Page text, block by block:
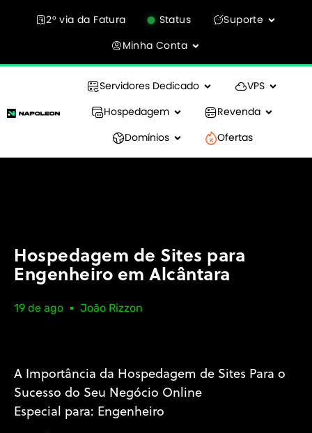
2° via da Fatura Status
Suporte
Minha Conta
Servidores Dedicado
VPS
Hospedagem
Revenda
Domínios
Ofertas
Hospedagem de Sites para
Engenheiro em Alcântara
19 de ago João Rizzon
A Importância da Hospedagem de Sites Para o
Sucesso do Seu Negócio Online
Especial para: Engenheiro